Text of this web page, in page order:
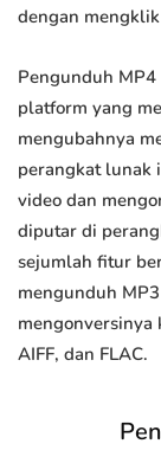
dengan
Pengunduh
platform yang
mengubahnya
perangkat lunak
video dan
diputar di
sejumlah fitur
mengunduh
mengonversinya
AIFF, dan FLAC.